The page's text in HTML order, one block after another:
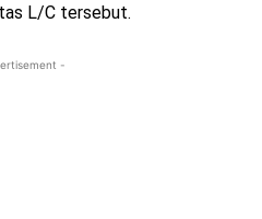
L/C tersebut.
-